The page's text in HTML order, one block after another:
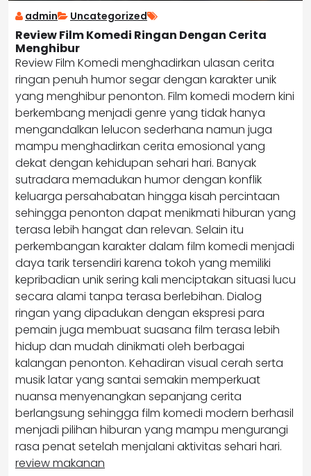
admin Uncategorized
Review Film Komedi Ringan Dengan Cerita
Menghibur
Review Film Komedi menghadirkan ulasan cerita
ringan penuh humor segar dengan karakter unik
yang menghibur penonton. Film komedi modern kini
berkembang menjadi genre yang tidak hanya
mengandalkan lelucon sederhana namun juga
mampu menghadirkan cerita emosional yang
dekat dengan kehidupan sehari hari. Banyak
sutradara memadukan humor dengan konflik
keluarga persahabatan hingga kisah percintaan
sehingga penonton dapat menikmati hiburan yang
terasa lebih hangat dan relevan. Selain itu
perkembangan karakter dalam film komedi menjadi
daya tarik tersendiri karena tokoh yang memiliki
kepribadian unik sering kali menciptakan situasi lucu
secara alami tanpa terasa berlebihan. Dialog
ringan yang dipadukan dengan ekspresi para
pemain juga membuat suasana film terasa lebih
hidup dan mudah dinikmati oleh berbagai
kalangan penonton. Kehadiran visual cerah serta
musik latar yang santai semakin memperkuat
nuansa menyenangkan sepanjang cerita
berlangsung sehingga film komedi modern berhasil
menjadi pilihan hiburan yang mampu mengurangi
rasa penat setelah menjalani aktivitas sehari hari.
review makanan